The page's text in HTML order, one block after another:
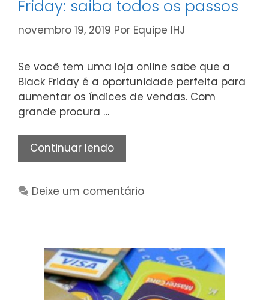
Friday: saiba todos os passos
novembro 19, 2019 Por Equipe IHJ
Se você tem uma loja online sabe que a
Black Friday é a oportunidade perfeita para
aumentar os índices de vendas. Com
grande procura …
Continuar lendoSite
preparado
a
todos
os
passos
Deixe um comentário